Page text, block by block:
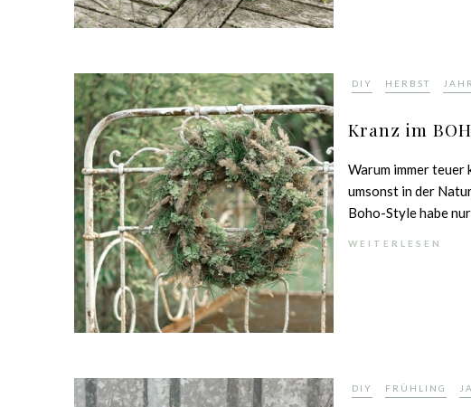
DIY HERBST
Kranz im
Warum immer teuer
umsonst in der
Boho-Style habe
WEITERLESEN
DIY FRÜHLING